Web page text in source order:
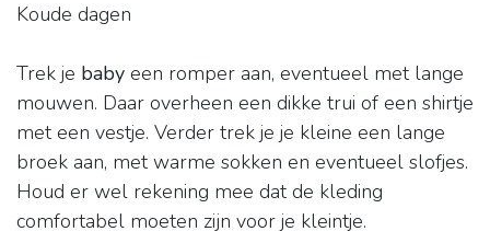
Koude dagen
Trek je baby een romper aan, eventueel met lange
mouwen. Daar overheen een dikke trui of een shirtje
met een vestje. Verder trek je je kleine een lange
broek aan, met warme sokken en eventueel slofjes.
Houd er wel rekening mee dat de kleding
comfortabel moeten zijn voor je kleintje.